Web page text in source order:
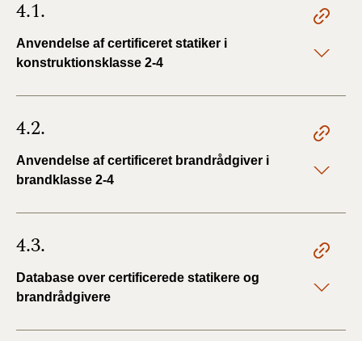
4.1.
Anvendelse af certificeret statiker i
konstruktionsklasse 2-4
4.2.
Anvendelse af certificeret brandrådgiver i
brandklasse 2-4
4.3.
Database over certificerede statikere og
brandrådgivere